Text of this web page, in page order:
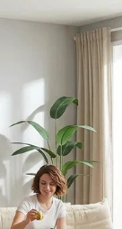
- AMIO H -